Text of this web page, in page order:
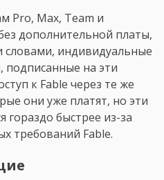
Pro, Max, Team и
дополнительной платы,
индивидуальные
подписанные на эти
к Fable через те же
они уже платят, но эти
гораздо быстрее из-за
требований Fable.